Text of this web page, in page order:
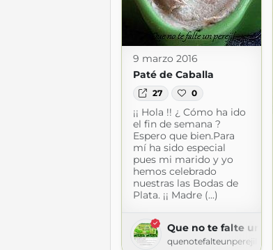
9 marzo 2016
Paté de Caballa
27 0
¡¡ Hola !! ¿ Cómo ha ido
el fin de semana ?
Espero que bien.Para
mí ha sido especial
pues mi marido y yo
hemos celebrado
nuestras las Bodas de
Plata. ¡¡ Madre (...)
Que no te falte un